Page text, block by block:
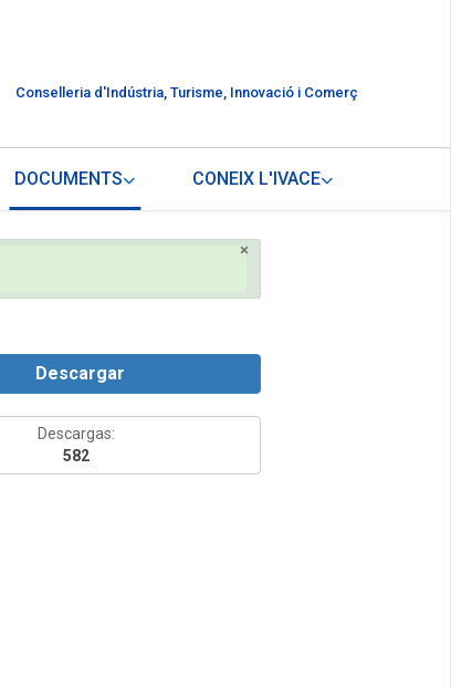
Conselleria d'Indústria, Turisme, Innovació i Comerç
DOCUMENTS CONEIX L'IVACE
×
Descargar
Descargas:
582